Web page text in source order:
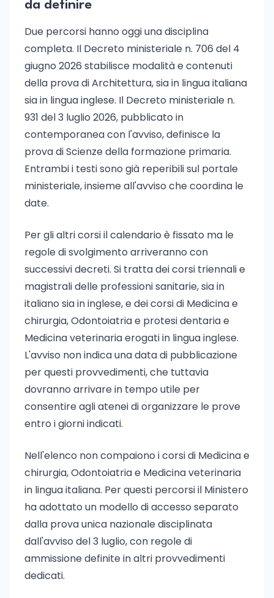
da definire
Due percorsi hanno oggi una disciplina
completa. Il Decreto ministeriale n. 706 del 4
giugno 2026 stabilisce modalità e contenuti
della prova di Architettura, sia in lingua italiana
sia in lingua inglese. Il Decreto ministeriale n.
931 del 3 luglio 2026, pubblicato in
contemporanea con l'avviso, definisce la
prova di Scienze della formazione primaria.
Entrambi i testi sono già reperibili sul portale
ministeriale, insieme all'avviso che coordina le
date.
Per gli altri corsi il calendario è fissato ma le
regole di svolgimento arriveranno con
successivi decreti. Si tratta dei corsi triennali e
magistrali delle professioni sanitarie, sia in
italiano sia in inglese, e dei corsi di Medicina e
chirurgia, Odontoiatria e protesi dentaria e
Medicina veterinaria erogati in lingua inglese.
L'avviso non indica una data di pubblicazione
per questi provvedimenti, che tuttavia
dovranno arrivare in tempo utile per
consentire agli atenei di organizzare le prove
entro i giorni indicati.
Nell'elenco non compaiono i corsi di Medicina e
chirurgia, Odontoiatria e Medicina veterinaria
in lingua italiana. Per questi percorsi il Ministero
ha adottato un modello di accesso separato
dalla prova unica nazionale disciplinata
dall'avviso del 3 luglio, con regole di
ammissione definite in altri provvedimenti
dedicati.